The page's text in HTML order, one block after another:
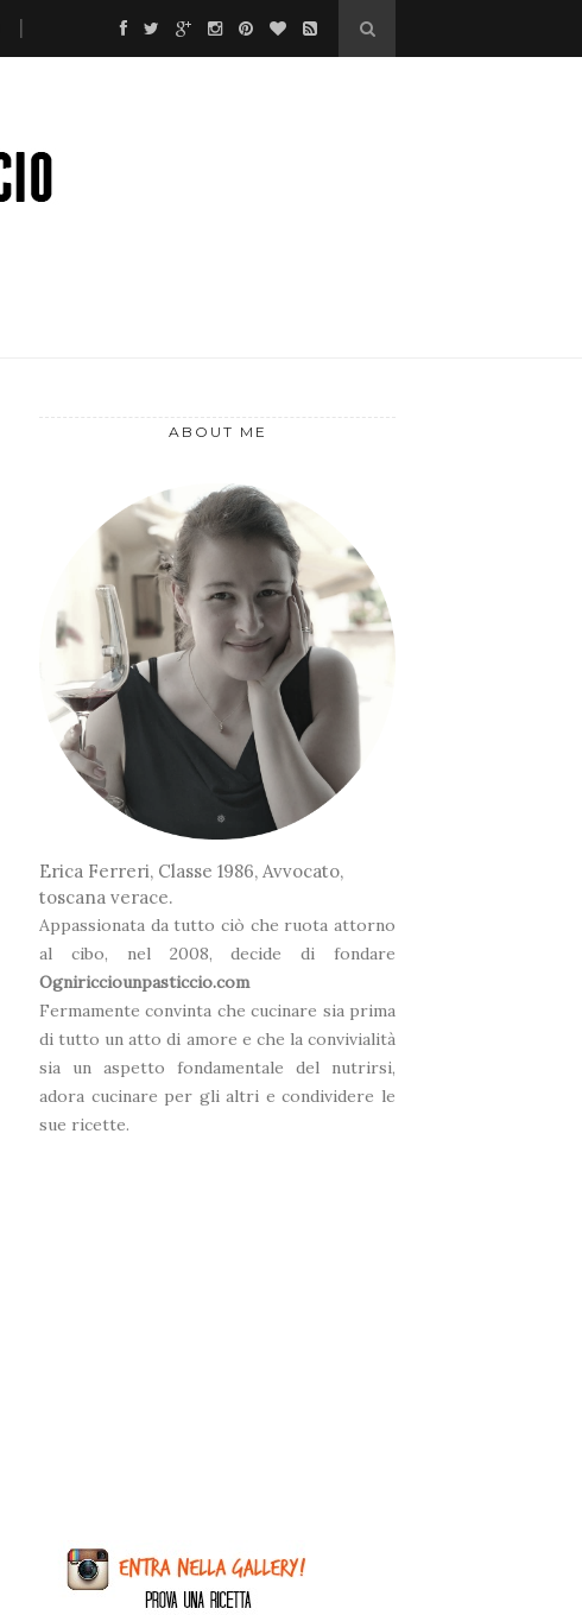
ABOUT ME
Erica Ferreri, Classe 1986, Avvocato,
toscana verace.
Appassionata da tutto ciò che ruota attorno
al cibo, nel 2008, decide di fondare
Ogniricciounpasticcio.com
Fermamente convinta che cucinare sia prima
di tutto un atto di amore e che la convivialità
sia un aspetto fondamentale del nutrirsi,
adora cucinare per gli altri e condividere le
sue ricette.
*
❅